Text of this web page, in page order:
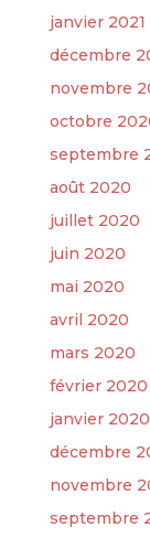
janvier 2021
décembre
novembre
octobre
septembre
août 2020
juillet 2020
juin 2020
mai 2020
avril 2020
mars 2020
février 2020
janvier 2020
décembre
novembre
septembre